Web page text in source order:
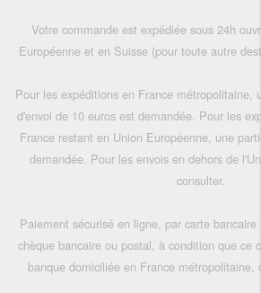
Votre commande est expédiée sous 24h
Européenne et en Suisse (pour toute autre
Pour les expéditions en France métropolitaine,
d'envoi de 10 euros est demandée. Pour les
France restant en Union Européenne, une
demandée. Pour les envois en dehors de
consulter.
Paiement sécurisé en ligne, par carte
chèque bancaire ou postal, à condition que ce
banque domiciliée en France métropolitaine,